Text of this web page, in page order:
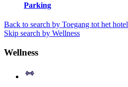
Parking
Back to search by Toegang tot het hotel
Skip search by Wellness
Wellness